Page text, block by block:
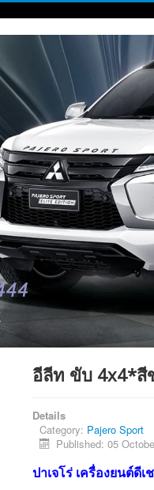
อีลีท ขับ 4x4*สี
Details
Category: Pajero Sport
Published: 05
ปาเจโร่ เครื่องยนต์ดี